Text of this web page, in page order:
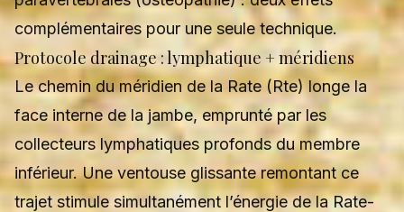
complémentaires pour une seule technique.
Protocole drainage : lymphatique + méridiens
Le chemin du méridien de la Rate (Rte) longe la
face interne de la jambe, emprunté par les
collecteurs lymphatiques profonds du membre
inférieur. Une ventouse glissante remontant ce
trajet stimule simultanément l’énergie de la Rate-